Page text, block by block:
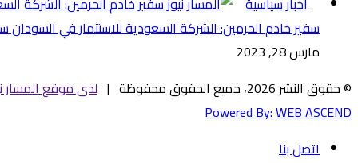
سفير خادم الحرمين: الشركة السعودية للاستثمار في السودان
مارس 28, 2023
© حقوق النشر 2026، جميع الحقوق محفوظة |
لدى موقع المسار
Powered By:WEB ASCEND
اتصل بنا